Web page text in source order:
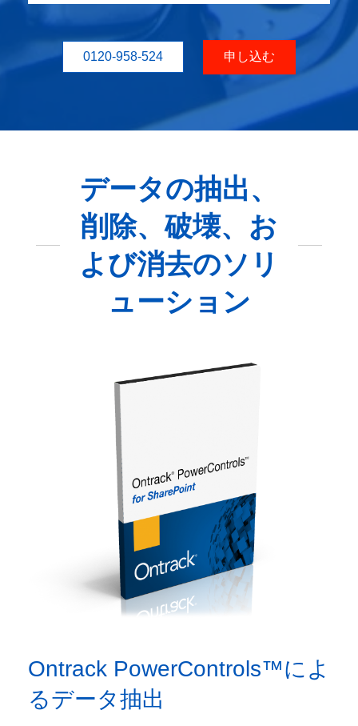
0120-958-524 申し込む
データの抽出、
削除、破壊、お
よび消去のソリ
ューション
Ontrack PowerControls™によ
るデータ抽出